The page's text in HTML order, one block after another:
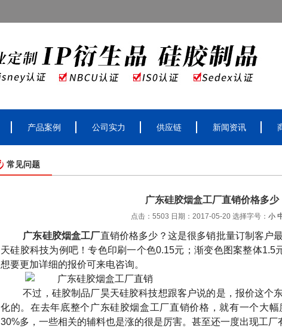
产品案例 公司实力 供应链 新闻资讯
常见问题
广东硅胶烟盒工厂直销价格多少
点击：5503 日期：2017-05-20 选择字号： 小
广东硅胶烟盒工厂直销价格多少？这是很多销批量订制客户
天硅胶科技为例吧！专色印刷一个色0.15元；渐变色图案整体1.5
想要更加详细的报价可来电咨询。
不过，硅胶制品厂昊天硅胶科技想跟客户说的是，报价这个
化的。在去年底整个广东硅胶烟盒工厂直销价格，就有一个大
30%多，一些相关的辅料也是涨的很是厉害。甚至还一度出现工厂